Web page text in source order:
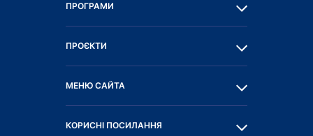
ПРОГРАМИ
ПРОЄКТИ
МЕНЮ САЙТА
КОРИСНІ ПОСИЛАННЯ